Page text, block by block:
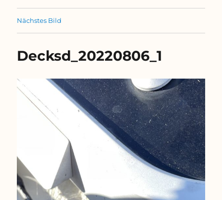
Nächstes Bild
Decksd_20220806_1